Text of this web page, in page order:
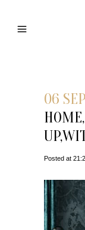
06
Posted at